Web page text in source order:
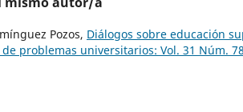
Pozos, Diálogos sobre educación
problemas universitarios: Vol. 31 Núm.